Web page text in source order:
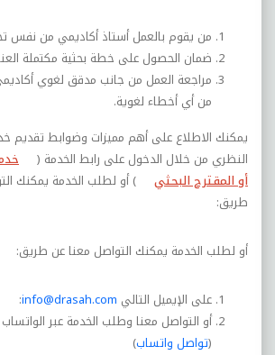
من يقوم بالعمل أستاذ أكاديمي من نفس
ضمان الحصول على خطة بحثية مكتملة
مراجعة العمل من جانب مدقق لغوي
من أي أخطاء لغوية.
يمكنك الاطلاع على أهم مميزات وضوابط تقديم
النظري من خلال الدخول على رابط الخدمة (
أو المقترح البحثي
) أو لطلب الخدمة يمكنك
طريق:
أو لطلب الخدمة يمكنك التواصل معنا عن طريق:
على الإيميل التالي info@drasah.com
:
أو التواصل معنا وطلب الخدمة عبر الواتساب
(تواصل واتساب)